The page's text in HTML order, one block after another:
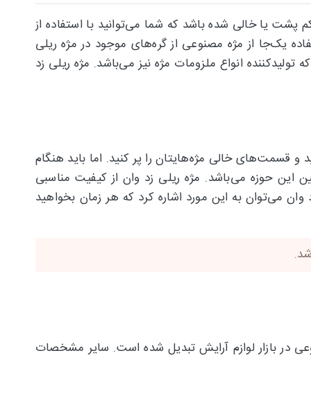
یا خالی شده باشد که شما می‌توانید با استفاده از
یک‌جا از مژه مصنوعی از گره‌های موجود در مژه ریلی
تولیدکننده انواع ملزومات مژه نیز می‌باشد. مژه ریلی زد
قسمت‌های خالی مژه‌هایتان را پر کنید. اما باید هنگام
این حوزه می‌باشد. مژه ریلی زد وان از کیفیت مناسبی
می‌توان به این مورد اشاره کرد که هر زمان بخواهید
در بازار لوازم آرایش تبدیل شده است. سایر مشخصات